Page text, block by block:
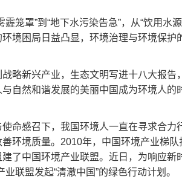
霾笼罩”到“地下水污染告急”，从“饮用水
境困局日益凸显，环境治理与环境保护
略新兴产业，生态文明写进十八大报告
自然和谐发展的美丽中国成为环境人的
命感召下，我国环境人一直在寻求合力
环境质量。 2010年，中国环境产业梯
了中国环境产业联盟。近日，为响应新
业联盟发起“清澈中国”的绿色行动计划。